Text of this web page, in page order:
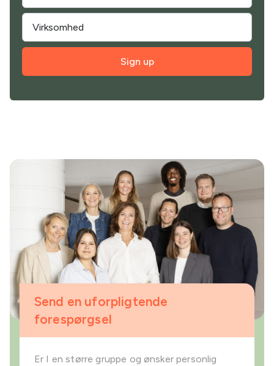
Sign up
Send en uforpligtende
forespørgsel
Er I en større gruppe og ønsker personlig